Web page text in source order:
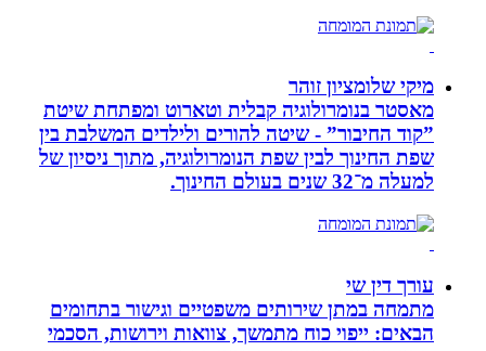
מיקי שלומציון זוהר
מאסטר בנומרולוגיה קבלית וטארוט ומפתחת שיטת
”קוד החיבור” - שיטה להורים ולילדים המשלבת בין
שפת החינוך לבין שפת הנומרולוגיה, מתוך ניסיון של
למעלה מ־32 שנים בעולם החינוך.
עורך דין שי
מתמחה במתן שירותים משפטיים וגישור בתחומים
הבאים: ייפוי כוח מתמשך, צוואות וירושות, הסכמי